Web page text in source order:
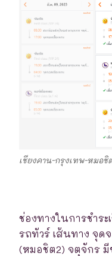
เชียงคาน-กรุงเทพ-หมอชิ
ช่องทางในการชำระ
รถทัวร์ เส้นทาง จุด
(หมอชิต2) จตุจักร